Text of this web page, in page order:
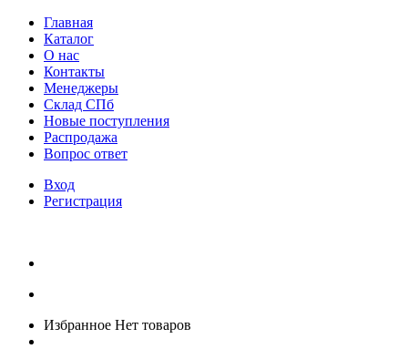
Главная
Каталог
О нас
Контакты
Менеджеры
Склад СПб
Новые поступления
Распродажа
Вопрос ответ
Вход
Регистрация
Избранное Нет товаров